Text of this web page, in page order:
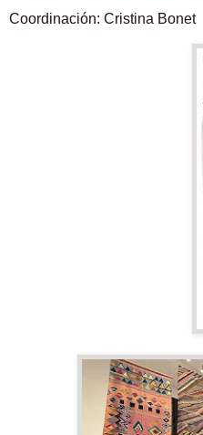
Coordinación: Cristina Bonet